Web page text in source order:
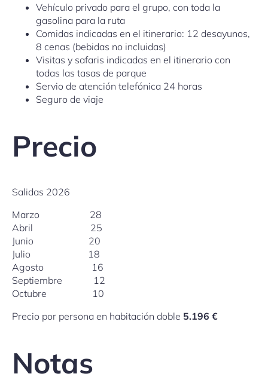
Vehículo privado para el grupo, con toda la
gasolina para la ruta
Comidas indicadas en el itinerario: 12 desayunos,
8 cenas (bebidas no incluidas)
Visitas y safaris indicadas en el itinerario con
todas las tasas de parque
Servio de atención telefónica 24 horas
Seguro de viaje
Precio
Salidas 2026
Marzo 28
Abril 25
Junio 20
Julio 18
Agosto 16
Septiembre 12
Octubre 10
Precio por persona en habitación doble 5.196 €
Notas